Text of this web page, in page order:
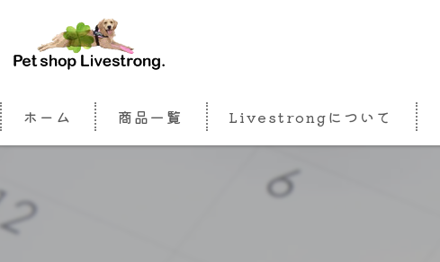
ホーム 商品一覧 Livestrongについて